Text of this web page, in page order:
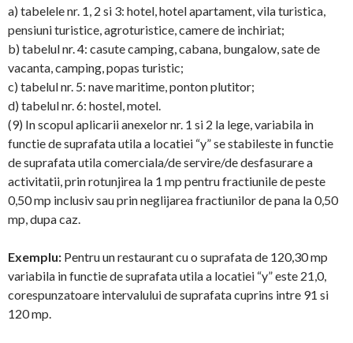
a) tabelele nr. 1, 2 si 3: hotel, hotel apartament, vila turistica,
pensiuni turistice, agroturistice, camere de inchiriat;
b) tabelul nr. 4: casute camping, cabana, bungalow, sate de
vacanta, camping, popas turistic;
c) tabelul nr. 5: nave maritime, ponton plutitor;
d) tabelul nr. 6: hostel, motel.
(9) In scopul aplicarii anexelor nr. 1 si 2 la lege, variabila in
functie de suprafata utila a locatiei “y” se stabileste in functie
de suprafata utila comerciala/de servire/de desfasurare a
activitatii, prin rotunjirea la 1 mp pentru fractiunile de peste
0,50 mp inclusiv sau prin neglijarea fractiunilor de pana la 0,50
mp, dupa caz.
Exemplu: Pentru un restaurant cu o suprafata de 120,30 mp
variabila in functie de suprafata utila a locatiei “y” este 21,0,
corespunzatoare intervalului de suprafata cuprins intre 91 si
120 mp.